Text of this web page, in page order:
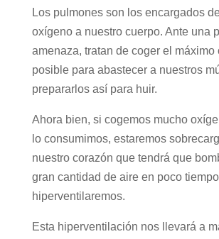
Los pulmones son los encargados
oxígeno a nuestro cuerpo. Ante una
amenaza, tratan de coger el máximo
posible para abastecer a nuestros
prepararlos así para huir.
Ahora bien, si cogemos mucho
lo consumimos, estaremos
nuestro corazón que tendrá que
gran cantidad de aire en poco
hiperventilaremos.
Esta hiperventilación nos llevará a